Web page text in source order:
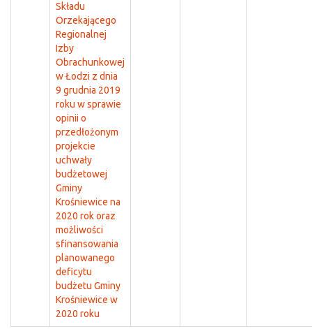
Składu
Orzekającego
Regionalnej
Izby
Obrachunkowej
w Łodzi z dnia
9 grudnia 2019
roku w sprawie
opinii o
przedłożonym
projekcie
uchwały
budżetowej
Gminy
Krośniewice na
2020 rok oraz
możliwości
sfinansowania
planowanego
deficytu
budżetu Gminy
Krośniewice w
2020 roku